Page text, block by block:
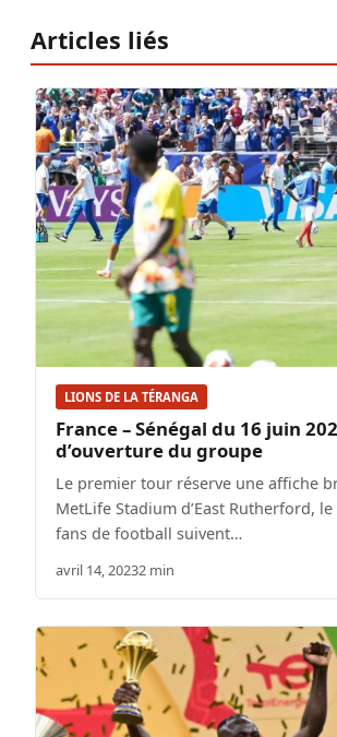
Articles liés
LIONS DE LA TÉRANGA
France – Sénégal du 16 juin
d’ouverture du groupe
Le premier tour réserve une affiche
MetLife Stadium d’East Rutherford,
fans de football suivent…
avril 14, 20232 min